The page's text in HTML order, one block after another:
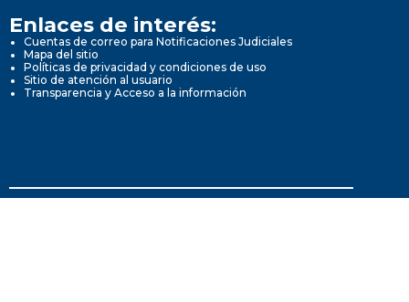
Enlaces de interés:
Cuentas de correo para Notificaciones Judiciales
Mapa del sitio
Políticas de privacidad y condiciones de uso
Sitio de atención al usuario
Transparencia y Acceso a la información